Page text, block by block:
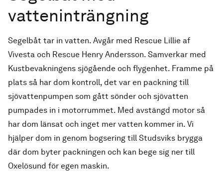
vatteninträngning
Segelbåt tar in vatten. Avgår med Rescue Lillie af
Vivesta och Rescue Henry Andersson. Samverkar med
Kustbevakningens sjögående och flygenhet. Framme på
plats så har dom kontroll, det var en packning till
sjövattenpumpen som gått sönder och sjövatten
pumpades in i motorrummet. Med avstängd motor så
har dom länsat och inget mer vatten kommer in. Vi
hjälper dom in genom bogsering till Studsviks brygga
där dom byter packningen och kan bege sig ner till
Oxelösund för egen maskin.